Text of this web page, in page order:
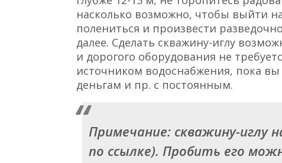
насколько возможно, чтобы выйти
полениться и произвести
далее. Сделать скважину-иглу
и дорогого оборудования не
источником водоснабжения, пока
деньгам и пр. с постоянным.
Примечание: скважину-иглу
по ссылке). Пробить его